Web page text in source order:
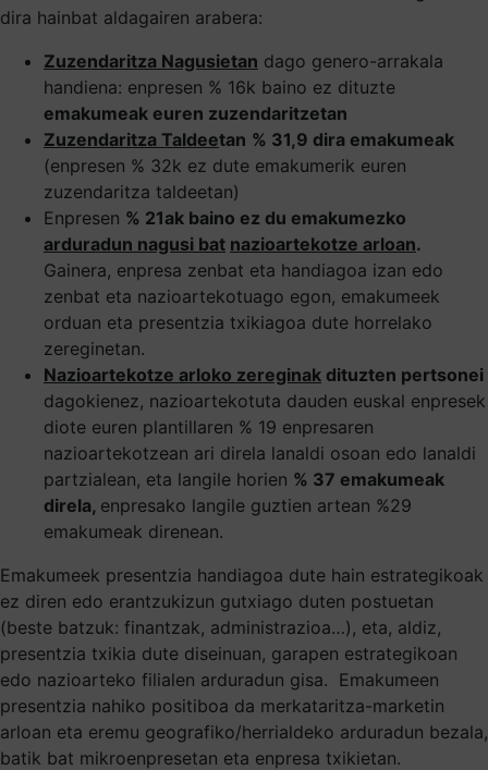
dira hainbat aldagairen arabera:
Zuzendaritza Nagusietan dago genero-arrakala
handiena: enpresen % 16k baino ez dituzte
emakumeak euren zuzendaritzetan
Zuzendaritza Taldeetan % 31,9 dira emakumeak
(enpresen % 32k ez dute emakumerik euren
zuzendaritza taldeetan)
Enpresen % 21ak baino ez du emakumezko
arduradun nagusi bat nazioartekotze arloan.
Gainera, enpresa zenbat eta handiagoa izan edo
zenbat eta nazioartekotuago egon, emakumeek
orduan eta presentzia txikiagoa dute horrelako
zereginetan.
Nazioartekotze arloko zereginak dituzten pertsonei
dagokienez, nazioartekotuta dauden euskal enpresek
diote euren plantillaren % 19 enpresaren
nazioartekotzean ari direla lanaldi osoan edo lanaldi
partzialean, eta langile horien % 37 emakumeak
direla, enpresako langile guztien artean %29
emakumeak direnean.
Emakumeek presentzia handiagoa dute hain estrategikoak
ez diren edo erantzukizun gutxiago duten postuetan
(beste batzuk: finantzak, administrazioa…), eta, aldiz,
presentzia txikia dute diseinuan, garapen estrategikoan
edo nazioarteko filialen arduradun gisa. Emakumeen
presentzia nahiko positiboa da merkataritza-marketin
arloan eta eremu geografiko/herrialdeko arduradun bezala,
batik bat mikroenpresetan eta enpresa txikietan.